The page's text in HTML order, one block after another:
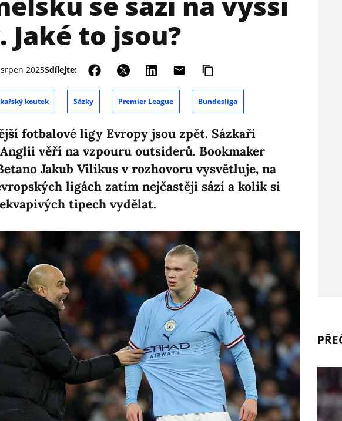
Jaké to jsou?
2025Sdílejte:
koutek Sázky Premier League Bundesliga
fotbalové ligy Evropy jsou zpět. Sázkaři
věří na vzpouru outsiderů. Bookmaker
Jakub Vilikus v rozhovoru vysvětluje, na
ligách zatím nejčastěji sází a kolik si
tipech vydělat.